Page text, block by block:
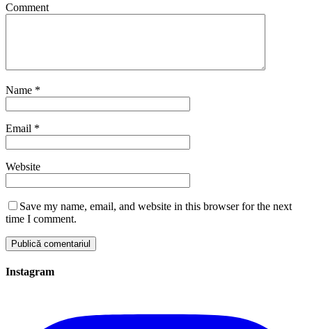
Comment
Name *
Email *
Website
Save my name, email, and website in this browser for the next
time I comment.
Instagram